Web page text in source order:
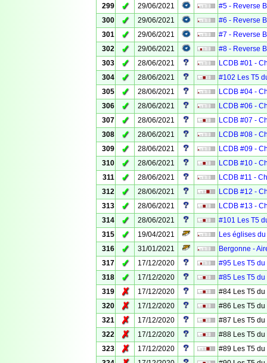
299
✓ 29/06/2021
#5 - Reverse
300
✓ 29/06/2021
#6 - Reverse
301
✓ 29/06/2021
#7 - Reverse
302
✓ 29/06/2021
#8 - Reverse
303
✓ 28/06/2021
LCDB #01 -
304
✓ 28/06/2021
#102 Les T5
305
✓ 28/06/2021
LCDB #04 -
306
✓ 28/06/2021
LCDB #06 -
307
✓ 28/06/2021
LCDB #07 -
308
✓ 28/06/2021
LCDB #08 -
309
✓ 28/06/2021
LCDB #09 -
310
✓ 28/06/2021
LCDB #10 -
311
✓ 28/06/2021
LCDB #11 -
312
✓ 28/06/2021
LCDB #12 -
313
✓ 28/06/2021
LCDB #13 -
314
✓ 28/06/2021
#101 Les T5
315
✓ 19/04/2021
Les églises
316
✓ 31/01/2021
Bergonne -
317
✓ 17/12/2020
#95 Les T5
318
✓ 17/12/2020
#85 Les T5
319
✗ 17/12/2020
#84 Les T5
320
✗ 17/12/2020
#86 Les T5
321
✗ 17/12/2020
#87 Les T5
322
✗ 17/12/2020
#88 Les T5
323
✗ 17/12/2020
#89 Les T5